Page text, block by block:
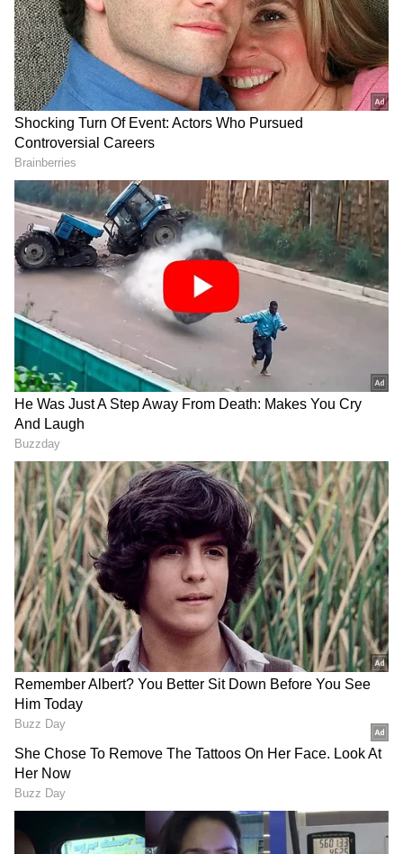
2018ರಲ್ಲಿ ಸುಖೋಯ್‌ಗಳ ಚಕ್ರ ಉತ್ಪಾದಕ
ಎಂಆರ್‌ಎಫ್‌ಅನ್ನು ಸಂಪರ್ಕಿಸಲಾಯಿತು. ಅವರು ಮೊದಲು
ಅಷ್ಟು ಸ್ಪಂದಿಸಲಿಲ್ಲ. ಆದರೆ 6 ವರ್ಷ ನಂತರ 2024ರಲ್ಲಿ
ಅವರು ಸ್ಪಂದಿಸಿದರು ಮತ್ತು ಕಳೆದ ತಿಂಗಳು ಸುಖೋಯ್‌
ವಿಮಾನಗಳ ಚಕ್ರಗಳನ್ನು ಕಳುಹಿಸಿ ಅದನ್ನು ರಥಕ್ಕೆ
ಅಳವಡಿಸಿಕೊಟ್ಟಿದ್ದಾರೆ.ಈ ಬಗ್ಗೆ ಕೋಲ್ಕತಾ ಇಸ್ಕಾನ್‌ದ
ಉಪಾಧ್ಯಕ್ಷರಾದ ರಾಧಾರಾಮನ್ ದಾಸ್‌ ಹರ್ಷ
ವ್ಯಕ್ತಪಡಿಸಿದ್ದಾರೆ.
ವಿಮಾನದ ಚಕ್ರ ಏಕೆ?:ರಥದ ಜತೆ ಭಕ್ತರ ಸೇರಿದರೆ 16 ಟನ್‌
ತೂಕ ಆಗುತ್ತದೆ. ಇದನ್ನು ತಡೆಯಲು ಭಾರೀ ಸಾಮರ್ಥ್ಯದ ಚಕ್ರ
ಬೇಕಿತ್ತು. ಹೀಗಾಗಿ ಬೋಯಿಂಗ್‌ ಬದಲು ಸುಖೋಯ್‌ ಚಕ್ರ
ಬಳಕೆ
DOWNLOAD APP
ಕರ್ನಾಟಕ, ಭಾರತ (India News) ಮತ್ತು ಜಗತ್ತಿನ
ಕ್ಷಣಕ್ಷಣದ ಕನ್ನಡ ಸುದ್ದಿ (Kannada News)
ಅಪ್ಡೇಟ್‌ಗಳಿಗಾಗಿ ಏಷ್ಯಾನೆಟ್ ಸುವರ್ಣ ನ್ಯೂಸ್‌ ಫಾಲೋ
ಮಾಡಿ. ಬ್ರೇಕಿಂಗ್ ಸುದ್ದಿ (
Latest Kannada News),
ವಿಶೇಷ ವರದಿಗಳು ಮತ್ತು ನೇರ ಪ್ರಸಾರಗಳೊಂದಿಗೆ
(kannada news live) ಸಂಪೂರ್ಣ ಮಾಹಿತಿ ಒಂದೇ
ಕ್ಲಿಕ್‌ನಲ್ಲಿ ಲಭ್ಯ. ಏಷ್ಯಾನೆಟ್ ಸುವರ್ಣ ನ್ಯೂಸ್ ಅಧಿಕೃತ
ಆ್ಯಪ್ ಡೌನ್‌ಲೋಡ್ ಮಾಡಿ ಹಾಗು ಎಲ್ಲಾ ಅಪ್‌ಡೇಟ್
ಗಳನ್ನು ಪಡೆಯಿರಿ
RECOMMENDED STORIES